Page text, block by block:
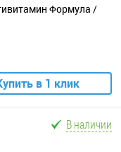
Формула /
в 1 клик
В наличии